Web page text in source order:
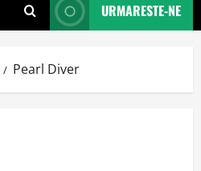
URMARESTE-NE
Pearl Diver